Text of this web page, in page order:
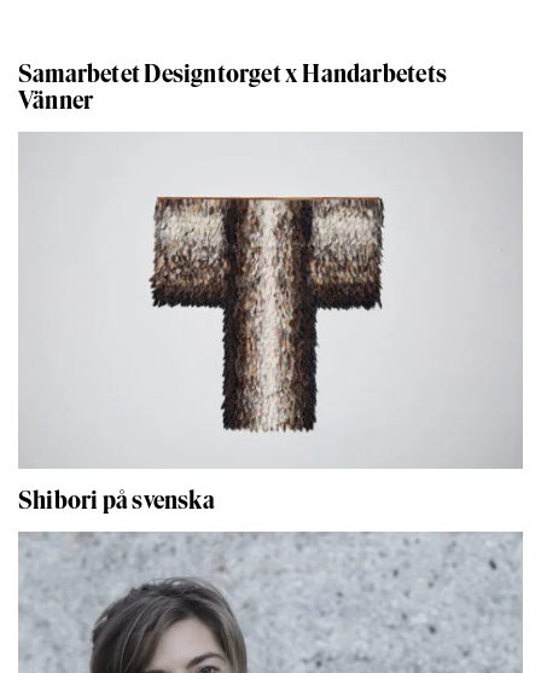
Samarbetet Designtorget x Handarbetets
Vänner
Shibori på svenska